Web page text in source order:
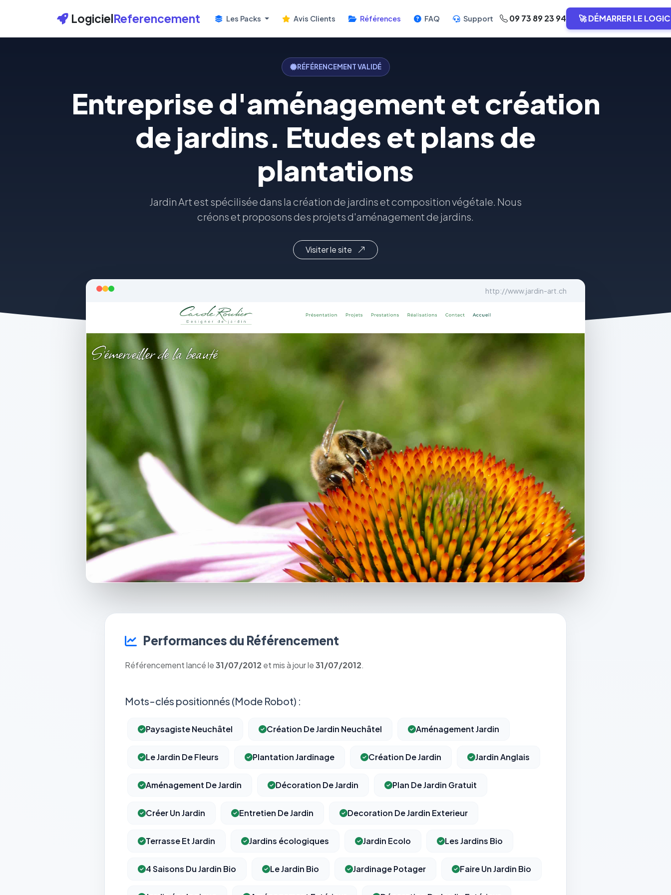
LogicielReferencement Les Packs Avis Clients Références FAQ Support 09 73 89 23 94 🚀 DÉMARRER LE
RÉFÉRENCEMENT VALIDÉ
Entreprise d'aménagement et création
de jardins. Etudes et plans de
plantations
Jardin Art est spécilisée dans la création de jardins et composition végétale. Nous
créons et proposons des projets d'aménagement de jardins.
Visiter le site
http://www.jardin-art.ch
Performances du Référencement
Référencement lancé le31/07/2012 et mis à jour le31/07/2012.
Mots-clés positionnés (Mode Robot) :
Paysagiste Neuchâtel Création De Jardin Neuchâtel Aménagement Jardin
Le Jardin De Fleurs Plantation Jardinage Création De Jardin Jardin Anglais
Aménagement De Jardin Décoration De Jardin Plan De Jardin Gratuit
Créer Un Jardin Entretien De Jardin Decoration De Jardin Exterieur
Terrasse Et Jardin Jardins écologiques Jardin Ecolo Les Jardins Bio
4 Saisons Du Jardin Bio Le Jardin Bio Jardinage Potager Faire Un Jardin Bio